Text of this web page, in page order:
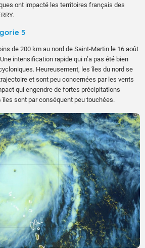
ont impacté les territoires français des
5
de 200 km au nord de Saint-Martin le 16 août
intensification rapide qui n’a pas été bien
Heureusement, les îles du nord se
et sont peu concernées par les vents
qui engendre de fortes précipitations
îles sont par conséquent peu touchées.